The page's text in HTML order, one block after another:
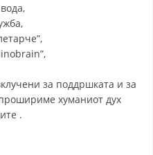
ПОСТАВЕНОСТ
ПРАВО
за поддршката и за
хуманиот дух
.